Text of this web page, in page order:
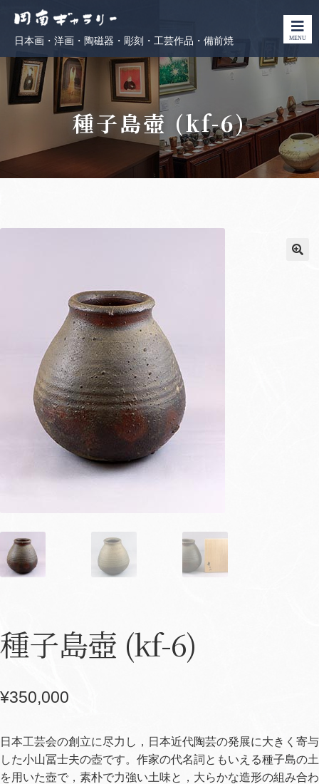
日本画・洋画・陶磁器・彫刻・工芸作品・備前焼 MENU
種子島壺 (kf-6)
種子島壺 (kf-6)
¥350,000
日本工芸会の創立に尽力し，日本近代陶芸の発展に大きく寄与
した小山冨士夫の壺です。作家の代名詞ともいえる種子島の土
を用いた壺で，素朴で力強い土味と，大らかな造形の組み合わ